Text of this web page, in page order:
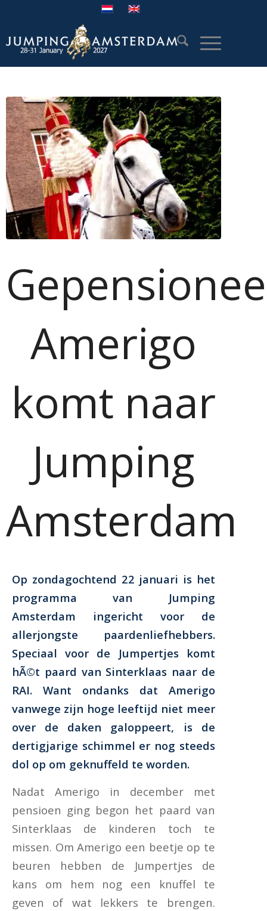
Amerigo
komt naar
Jumping
Amsterdam
Op zondagochtend 22 januari is het
programma van Jumping
Amsterdam ingericht voor de
allerjongste paardenliefhebbers.
Speciaal voor de Jumpertjes komt
hÃ©t paard van Sinterklaas naar de
RAI. Want ondanks dat Amerigo
vanwege zijn hoge leeftijd niet meer
over de daken galoppeert, is de
dertigjarige schimmel er nog steeds
dol op om geknuffeld te worden.
Nadat Amerigo in december met
pensioen ging begon het paard van
Sinterklaas de kinderen toch te
missen. Om Amerigo een beetje op te
beuren hebben de Jumpertjes de
kans om hem nog een knuffel te
geven of wat lekkers te brengen.